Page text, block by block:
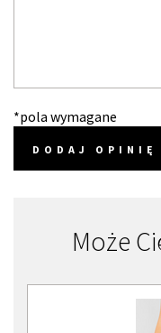
*pola wymagane
DODAJ OPINIĘ
Może